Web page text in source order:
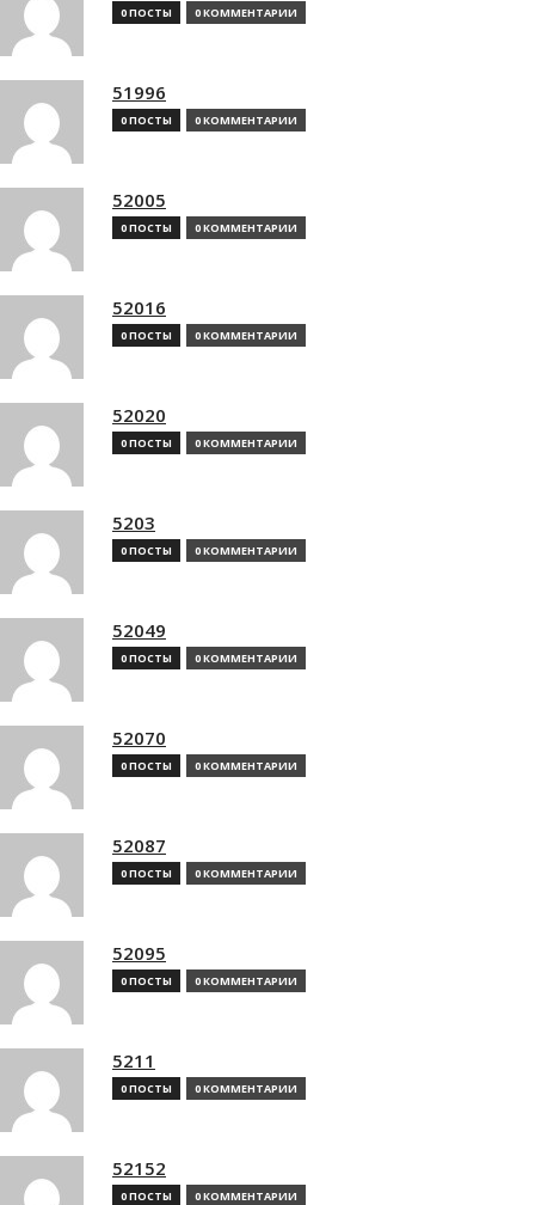
0 ПОСТЫ 0 КОММЕНТАРИИ
51996
0 ПОСТЫ 0 КОММЕНТАРИИ
52005
0 ПОСТЫ 0 КОММЕНТАРИИ
52016
0 ПОСТЫ 0 КОММЕНТАРИИ
52020
0 ПОСТЫ 0 КОММЕНТАРИИ
5203
0 ПОСТЫ 0 КОММЕНТАРИИ
52049
0 ПОСТЫ 0 КОММЕНТАРИИ
52070
0 ПОСТЫ 0 КОММЕНТАРИИ
52087
0 ПОСТЫ 0 КОММЕНТАРИИ
52095
0 ПОСТЫ 0 КОММЕНТАРИИ
5211
0 ПОСТЫ 0 КОММЕНТАРИИ
52152
0 ПОСТЫ 0 КОММЕНТАРИИ